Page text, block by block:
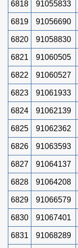
6818 91055833
6819 91056690
6820 91058830
6821 91060505
6822 91060527
6823 91061933
6824 91062139
6825 91062362
6826 91063593
6827 91064137
6828 91064208
6829 91066579
6830 91067401
6831 91068289